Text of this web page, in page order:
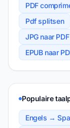
PDF
Pdf splitsen
JPG naar PDF
EPUB naar
Populaire
Engels →